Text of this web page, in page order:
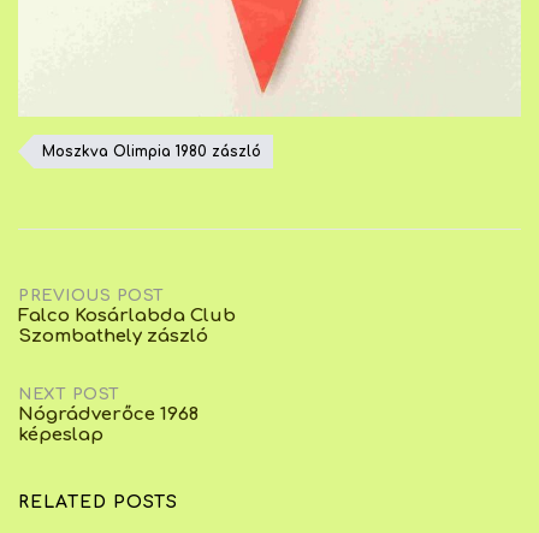
Moszkva Olimpia 1980 zászló
Post
PREVIOUS POST
Falco Kosárlabda Club
Szombathely zászló
NEXT POST
Nógrádverőce 1968
képeslap
RELATED POSTS